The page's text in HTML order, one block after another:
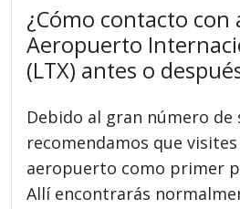
¿Cómo contacto con
Aeropuerto
(LTX) antes o
Debido al gran número
recomendamos que
aeropuerto como primer
Allí encontrarás